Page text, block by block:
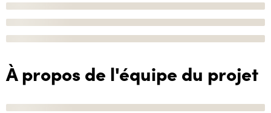
À propos de l'équipe du projet